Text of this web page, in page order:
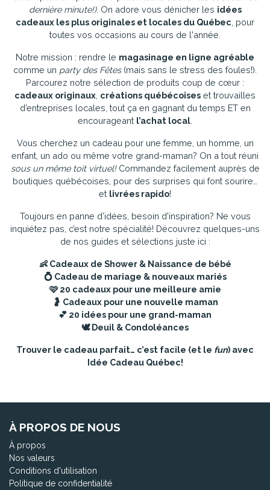
dernière minute!). On adore vous dénicher les idées
cadeaux les plus originales et locales du Québec , pour
toutes vos occasions au cours de l'année.
Notre mission : rendre le magasinage en ligne agréable
comme un party des Fêtes(mais sans le stress des foules!).
Parcourez notre sélection de produits coup de cœur :
cadeaux originaux créations québécoises et trouvailles
d’entreprises locales, tout ça en gagnant du temps ET en
encourageant l’achat local
Vous cherchez un cadeau pour une femme, un homme, un
enfant, un ado ou même votre grand-maman? On a tout réuni
sous un même toit virtuel!Commandez facilement auprès de
boutiques québécoises, pour des surprises qui font sourire…
et livrées rapido!
Toujours en panne d’idées, besoin d'inspiration? Ne vous
inquiétez pas, c’est notre spécialité! Découvrez quelques-uns
de nos guides et sélections juste ici :
👶 Cadeaux de Shower & Naissance de bébé
💍 Cadeau de mariage & nouveaux mariés
🩷 20 cadeaux pour une meilleure amie
🤰 Cadeaux pour une nouvelle maman
💕 20 idées pour une grand-maman
🕊️Deuil & Condoléances
Trouver le cadeau parfait… c’est facile (et le fun) avec
Idée Cadeau Québec!
À PROPOS DE NOUS
À propos
Nos valeurs
Conditions d'utilisation
Politique de confidentialité